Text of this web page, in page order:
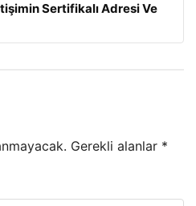
Sertifikalı Adresi Ve
Gerekli alanlar *